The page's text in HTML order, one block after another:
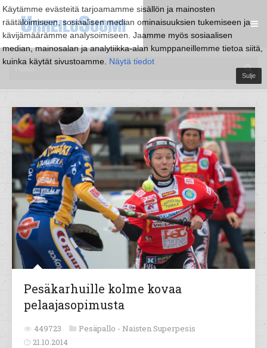
Käytämme evästeitä tarjoamamme sisällön ja mainosten
räätälöimiseen, sosiaalisen median ominaisuuksien tukemiseen ja
kävijämäärämme analysoimiseen. Jaamme myös sosiaalisen
median, mainosalan ja analytiikka-alan kumppaneillemme tietoa siitä,
kuinka käytät sivustoamme. Näytä tiedot
Sulje
Pesäkarhuille kolme kovaa
pelaajasopimusta
449723 Pesäpallo - Naisten Superpesis
21.10.2014